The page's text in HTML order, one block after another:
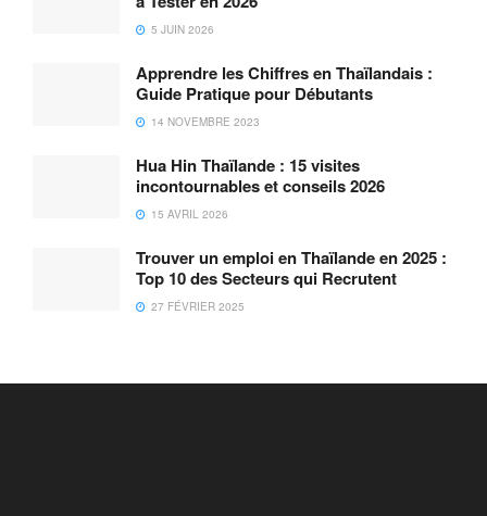
5 JUIN 2026
Apprendre les Chiffres en Thaïlandais :
Guide Pratique pour Débutants
14 NOVEMBRE 2023
Hua Hin Thaïlande : 15 visites
incontournables et conseils 2026
15 AVRIL 2026
Trouver un emploi en Thaïlande en 2025 :
Top 10 des Secteurs qui Recrutent
27 FÉVRIER 2025